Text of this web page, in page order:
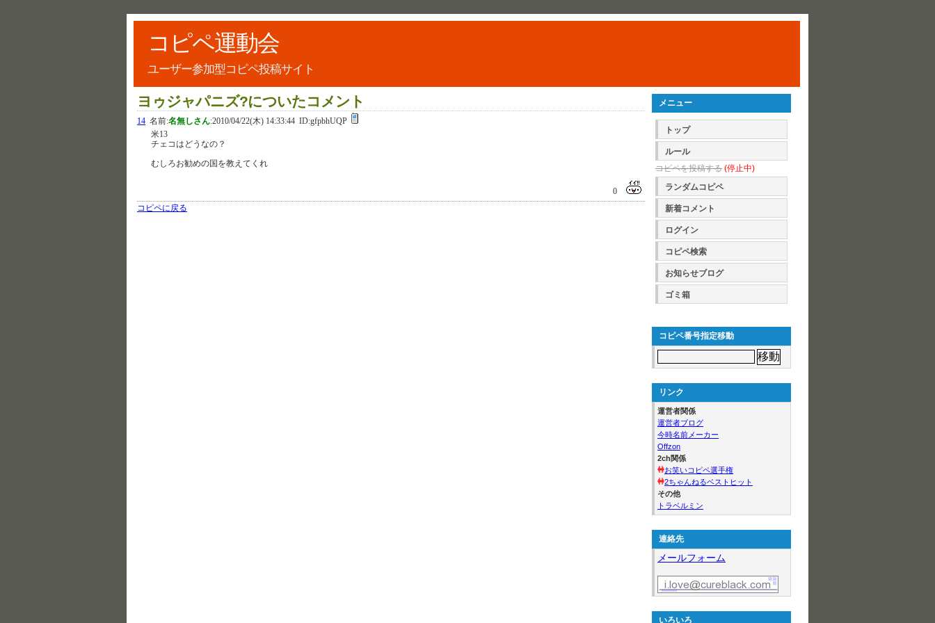
コピペ運動会
ユーザー参加型コピペ投稿サイト
ヨゥジャパニズ?についたコメント
14 名前:名無しさん:2010/04/22(木) 14:33:44 ID:gfpbhUQP
米13
チェコはどうなの？
むしろお勧めの国を教えてくれ
0
コピペに戻る
メニュー
トップ
ルール
コピペを投稿する (停止中)
ランダムコピペ
新着コメント
ログイン
コピペ検索
お知らせブログ
ゴミ箱
コピペ番号指定移動
リンク
運営者関係
運営者ブログ
今時名前メーカー
Offzon
2ch関係
お笑いコピペ選手権
2ちゃんねるベストヒット
その他
トラベルミン
連絡先
メールフォーム
いろいろ